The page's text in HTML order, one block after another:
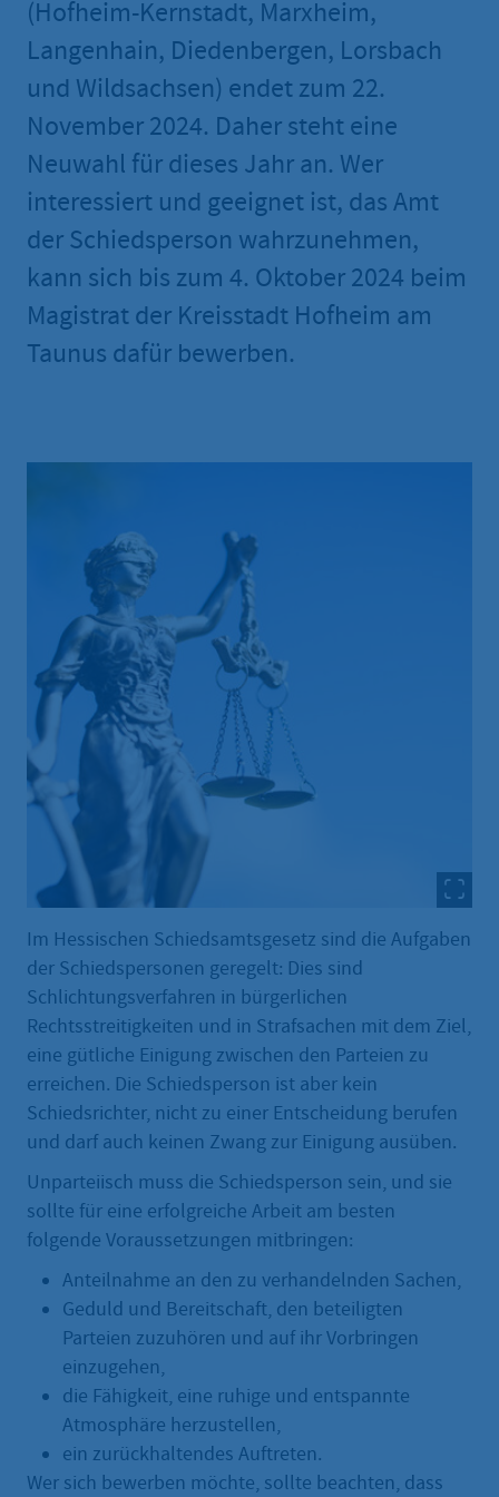
(Hofheim-Kernstadt, Marxheim,
Langenhain, Diedenbergen, Lorsbach
und Wildsachsen) endet zum 22.
November 2024. Daher steht eine
Neuwahl für dieses Jahr an. Wer
interessiert und geeignet ist, das Amt
der Schiedsperson wahrzunehmen,
kann sich bis zum 4. Oktober 2024 beim
Magistrat der Kreisstadt Hofheim am
Taunus dafür bewerben.
Im Hessischen Schiedsamtsgesetz sind die Aufgaben
der Schiedspersonen geregelt: Dies sind
Schlichtungsverfahren in bürgerlichen
Rechtsstreitigkeiten und in Strafsachen mit dem Ziel,
eine gütliche Einigung zwischen den Parteien zu
erreichen. Die Schiedsperson ist aber kein
Schiedsrichter, nicht zu einer Entscheidung berufen
und darf auch keinen Zwang zur Einigung ausüben.
Unparteiisch muss die Schiedsperson sein, und sie
sollte für eine erfolgreiche Arbeit am besten
folgende Voraussetzungen mitbringen:
Anteilnahme an den zu verhandelnden Sachen,
Geduld und Bereitschaft, den beteiligten
Parteien zuzuhören und auf ihr Vorbringen
einzugehen,
die Fähigkeit, eine ruhige und entspannte
Atmosphäre herzustellen,
ein zurückhaltendes Auftreten.
Wer sich bewerben möchte, sollte beachten, dass